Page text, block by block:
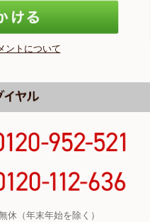
ントについて
休（年末年始を除く）